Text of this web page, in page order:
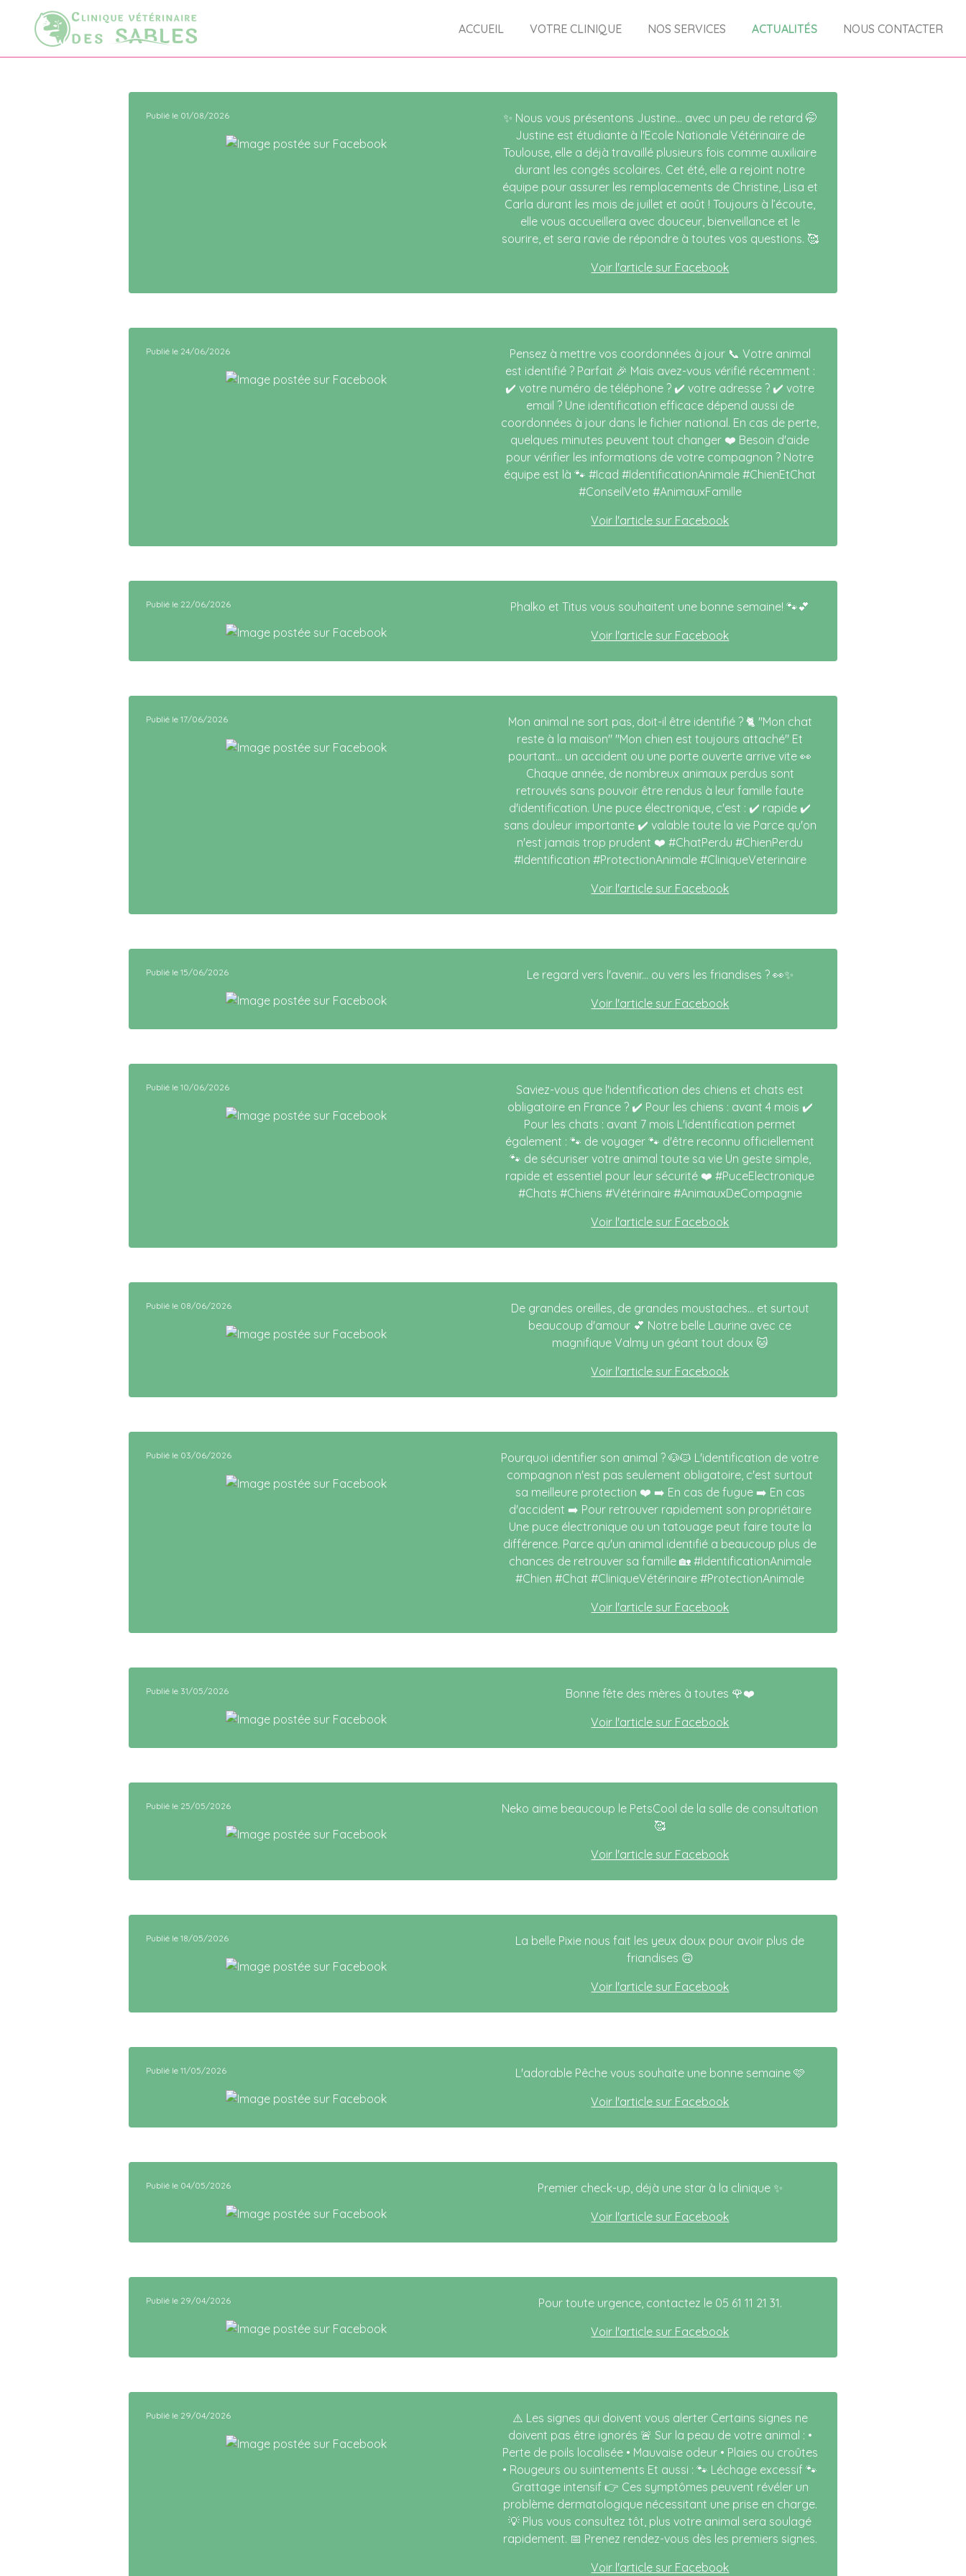
ACCUEIL VOTRE CLINIQUE NOS SERVICES ACTUALITÉS NOUS CONTACTER
Publié le 01/08/2026
✨ Nous vous présentons Justine… avec un peu de retard 🤭
Justine est étudiante à l'Ecole Nationale Vétérinaire de
Toulouse, elle a déjà travaillé plusieurs fois comme auxiliaire
durant les congés scolaires. Cet été, elle a rejoint notre
équipe pour assurer les remplacements de Christine, Lisa et
Carla durant les mois de juillet et août ! Toujours à l’écoute,
elle vous accueillera avec douceur, bienveillance et le
sourire, et sera ravie de répondre à toutes vos questions. 🥰
Voir l'article sur Facebook
Publié le 24/06/2026
Pensez à mettre vos coordonnées à jour 📞 Votre animal
est identifié ? Parfait 🎉 Mais avez-vous vérifié récemment :
✔️ votre numéro de téléphone ? ✔️ votre adresse ? ✔️ votre
email ? Une identification efficace dépend aussi de
coordonnées à jour dans le fichier national. En cas de perte,
quelques minutes peuvent tout changer ❤️ Besoin d'aide
pour vérifier les informations de votre compagnon ? Notre
équipe est là 🐾 #Icad #IdentificationAnimale #ChienEtChat
#ConseilVeto #AnimauxFamille
Voir l'article sur Facebook
Publié le 22/06/2026
Phalko et Titus vous souhaitent une bonne semaine! 🐾💕
Voir l'article sur Facebook
Publié le 17/06/2026
Mon animal ne sort pas, doit-il être identifié ? 🐈 "Mon chat
reste à la maison" "Mon chien est toujours attaché" Et
pourtant... un accident ou une porte ouverte arrive vite 👀
Chaque année, de nombreux animaux perdus sont
retrouvés sans pouvoir être rendus à leur famille faute
d'identification. Une puce électronique, c'est : ✔️ rapide ✔️
sans douleur importante ✔️ valable toute la vie Parce qu'on
n'est jamais trop prudent ❤️ #ChatPerdu #ChienPerdu
#Identification #ProtectionAnimale #CliniqueVeterinaire
Voir l'article sur Facebook
Publié le 15/06/2026
Le regard vers l'avenir... ou vers les friandises ? 👀✨
Voir l'article sur Facebook
Publié le 10/06/2026
Saviez-vous que l'identification des chiens et chats est
obligatoire en France ? ✔️ Pour les chiens : avant 4 mois ✔️
Pour les chats : avant 7 mois L'identification permet
également : 🐾 de voyager 🐾 d'être reconnu officiellement
🐾 de sécuriser votre animal toute sa vie Un geste simple,
rapide et essentiel pour leur sécurité ❤️ #PuceElectronique
#Chats #Chiens #Vétérinaire #AnimauxDeCompagnie
Voir l'article sur Facebook
Publié le 08/06/2026
De grandes oreilles, de grandes moustaches... et surtout
beaucoup d'amour 💕 Notre belle Laurine avec ce
magnifique Valmy un géant tout doux 🐱
Voir l'article sur Facebook
Publié le 03/06/2026
Pourquoi identifier son animal ? 🐶🐱 L'identification de votre
compagnon n'est pas seulement obligatoire, c'est surtout
sa meilleure protection ❤️ ➡️ En cas de fugue ➡️ En cas
d'accident ➡️ Pour retrouver rapidement son propriétaire
Une puce électronique ou un tatouage peut faire toute la
différence. Parce qu'un animal identifié a beaucoup plus de
chances de retrouver sa famille 🏡 #IdentificationAnimale
#Chien #Chat #CliniqueVétérinaire #ProtectionAnimale
Voir l'article sur Facebook
Publié le 31/05/2026
Bonne fête des mères à toutes 🌹❤️
Voir l'article sur Facebook
Publié le 25/05/2026
Neko aime beaucoup le PetsCool de la salle de consultation
🥰
Voir l'article sur Facebook
Publié le 18/05/2026
La belle Pixie nous fait les yeux doux pour avoir plus de
friandises 🙃
Voir l'article sur Facebook
Publié le 11/05/2026
L'adorable Pêche vous souhaite une bonne semaine 🩷
Voir l'article sur Facebook
Publié le 04/05/2026
Premier check-up, déjà une star à la clinique ✨
Voir l'article sur Facebook
Publié le 29/04/2026
Pour toute urgence, contactez le 05 61 11 21 31.
Voir l'article sur Facebook
Publié le 29/04/2026
⚠️ Les signes qui doivent vous alerter Certains signes ne
doivent pas être ignorés 🚨 Sur la peau de votre animal : •
Perte de poils localisée • Mauvaise odeur • Plaies ou croûtes
• Rougeurs ou suintements Et aussi : 🐾 Léchage excessif 🐾
Grattage intensif 👉 Ces symptômes peuvent révéler un
problème dermatologique nécessitant une prise en charge.
💡 Plus vous consultez tôt, plus votre animal sera soulagé
rapidement. 📅 Prenez rendez-vous dès les premiers signes.
Voir l'article sur Facebook